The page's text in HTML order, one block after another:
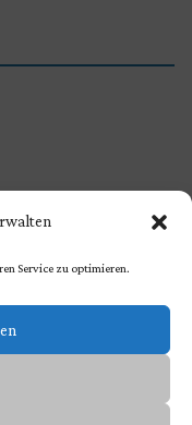
Service zu optimieren.